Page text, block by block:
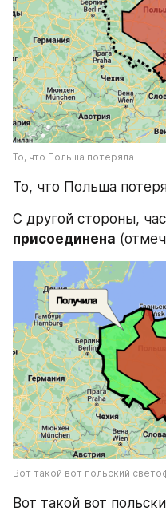
То, что Польша потеряла
То, что Польша
присоединена
Вот такой вот польский
Вот такой вот